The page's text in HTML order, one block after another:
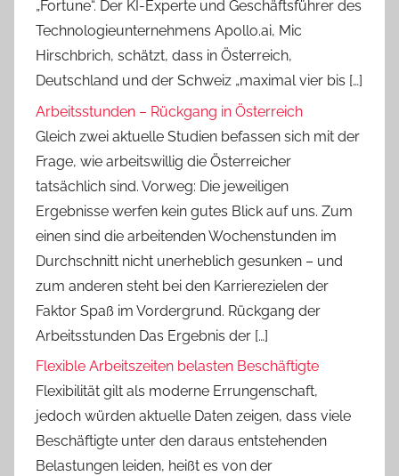
„Fortune“. Der KI-Experte und Geschäftsführer des
Technologieunternehmens Apollo.ai, Mic
Hirschbrich, schätzt, dass in Österreich,
Deutschland und der Schweiz „maximal vier bis […]
Arbeitsstunden – Rückgang in Österreich
Gleich zwei aktuelle Studien befassen sich mit der
Frage, wie arbeitswillig die Österreicher
tatsächlich sind. Vorweg: Die jeweiligen
Ergebnisse werfen kein gutes Blick auf uns. Zum
einen sind die arbeitenden Wochenstunden im
Durchschnitt nicht unerheblich gesunken – und
zum anderen steht bei den Karrierezielen der
Faktor Spaß im Vordergrund. Rückgang der
Arbeitsstunden Das Ergebnis der […]
Flexible Arbeitszeiten belasten Beschäftigte
Flexibilität gilt als moderne Errungenschaft,
jedoch würden aktuelle Daten zeigen, dass viele
Beschäftigte unter den daraus entstehenden
Belastungen leiden, heißt es von der